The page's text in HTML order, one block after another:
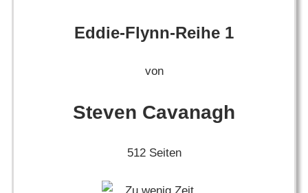
Eddie-Flynn-Reihe 1
von
Steven Cavanagh
512 Seiten